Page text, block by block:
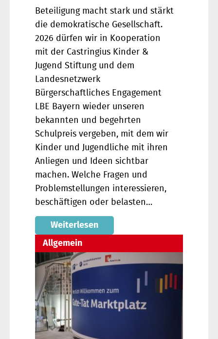
Beteiligung macht stark und stärkt
die demokratische Gesellschaft.
2026 dürfen wir in Kooperation
mit der Castringius Kinder &
Jugend Stiftung und dem
Landesnetzwerk
Bürgerschaftliches Engagement
LBE Bayern wieder unseren
bekannten und begehrten
Schulpreis vergeben, mit dem wir
Kinder und Jugendliche mit ihren
Anliegen und Ideen sichtbar
machen. Welche Fragen und
Problemstellungen interessieren,
beschäftigen oder belasten…
Weiterlesen
Allgemein